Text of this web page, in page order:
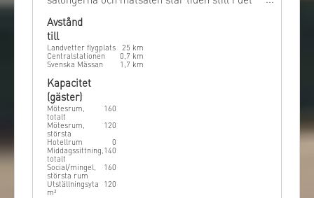
tidlösa och vackra, men i konferens- och
grupprummen har tekniken införts på ett
modernt och diskret sätt.
Avstånd
till
Landvetter flygplats 25 km
Centralstationen
0,7 km
Svenska Mässan
1,7 km
Kapacitet
(gäster)
Mötesrum,
totalt
160
Mötesrum,
största
120
Hotellrum
0
Middagssittning,
totalt
140
Social/mingel,
största rum
160
Utställningsyta
m²
120